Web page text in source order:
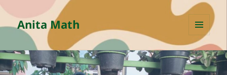
Anita Math
MENU
AND
WIDGETS